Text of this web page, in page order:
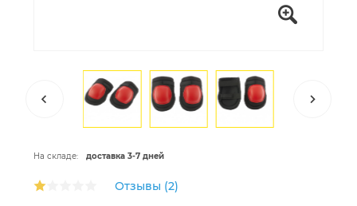
На складе: доставка 3-7 дней
Отзывы (2)